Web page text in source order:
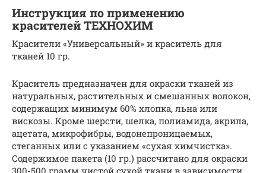
Инструкция по применению
красителей ТЕХНОХИМ
Красители «Универсальный» и краситель для
тканей 10 гр.
Краситель предназначен для окраски тканей из
натуральных, растительных и смешанных волокон,
содержащих минимум 60% хлопка, льна или
вискозы. Кроме шерсти, шелка, полиамида, акрила,
ацетата, микрофибры, водонепроницаемых,
стеганных или с указанием «сухая химчистка».
Содержимое пакета (10 гр.) рассчитано для окраски
300-500 грамм чистой сухой ткани в зависимости